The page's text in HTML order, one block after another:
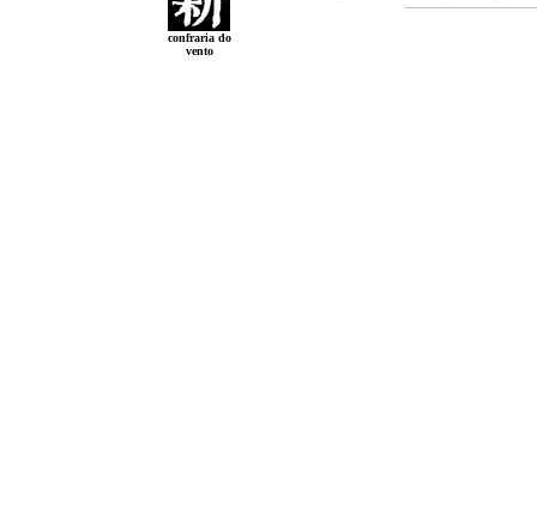
confraria do
vento